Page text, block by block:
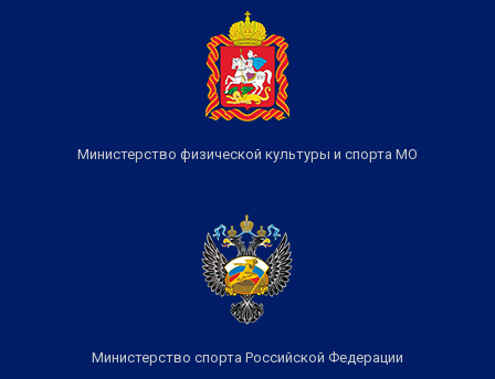
Министерство физической культуры и спорта МО
Министерство спорта Российской Федерации